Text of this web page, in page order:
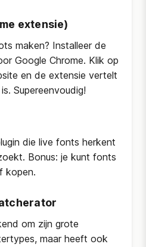
extensie)
maken? Installeer de
Google Chrome. Klik op
en de extensie vertelt
Supereenvoudig!
die live fonts herkent
Bonus: je kunt fonts
kopen.
om zijn grote
maar heeft ook